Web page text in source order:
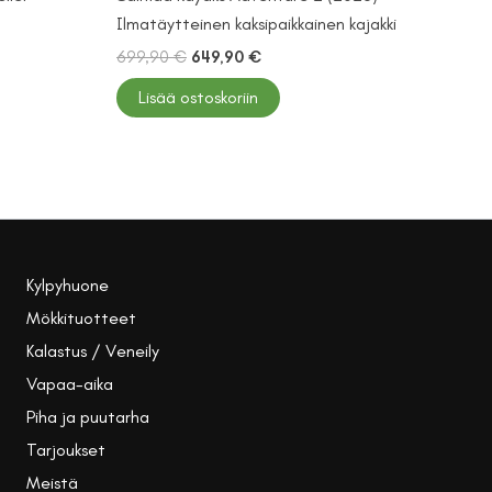
Ilmatäytteinen kaksipaikkainen kajakki
699,90€ Alkuperäinen
hinta
oli:
699,90 €.
649,90 €Nykyinen
hinta
on:
649,90 €.
Lisää ostoskoriin
Kylpyhuone
Mökkituotteet
Kalastus / Veneily
Vapaa-aika
Piha ja puutarha
Tarjoukset
Meistä